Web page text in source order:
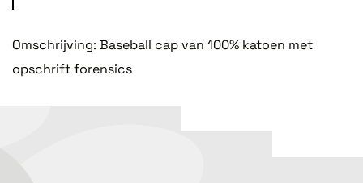
Omschrijving: Baseball cap van 100% katoen met
opschrift forensics